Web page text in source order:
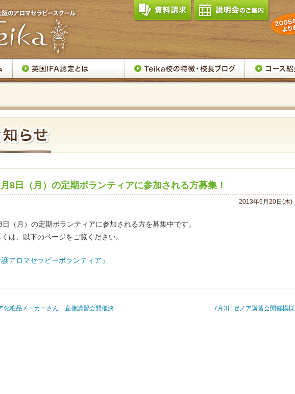
8日（月）の定期ボランティアに参加される方募集！
2013年6月20日(木)
日（月）の定期ボランティアに参加される方を募集中です。
は、以下のページをご覧ください。
護アロマセラピーボランティア」
化粧品メーカーさん、直接講習会開催決
7月3日ゼノア講習会開催模様